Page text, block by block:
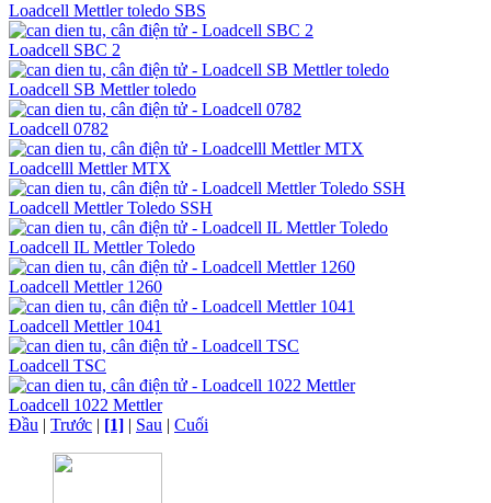
Loadcell Mettler toledo SBS
Loadcell SBC 2
Loadcell SB Mettler toledo
Loadcell 0782
Loadcelll Mettler MTX
Loadcell Mettler Toledo SSH
Loadcell IL Mettler Toledo
Loadcell Mettler 1260
Loadcell Mettler 1041
Loadcell TSC
Loadcell 1022 Mettler
Đầu | Trước | [1] | Sau | Cuối